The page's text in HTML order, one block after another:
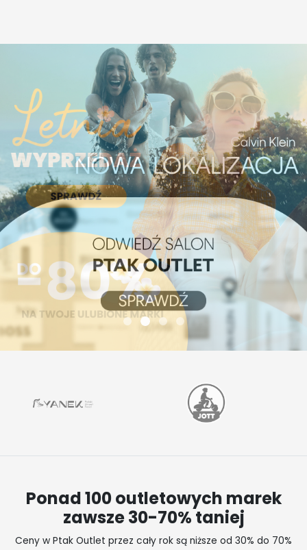
Ponad 100 outletowych marek
zawsze 30-70% taniej
Ceny w Ptak Outlet przez cały rok są niższe od 30% do 70%